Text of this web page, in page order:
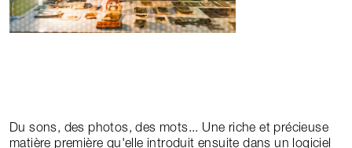
Du sons, des photos, des mots... Une riche et précieuse
matière première qu'elle introduit ensuite dans un logiciel